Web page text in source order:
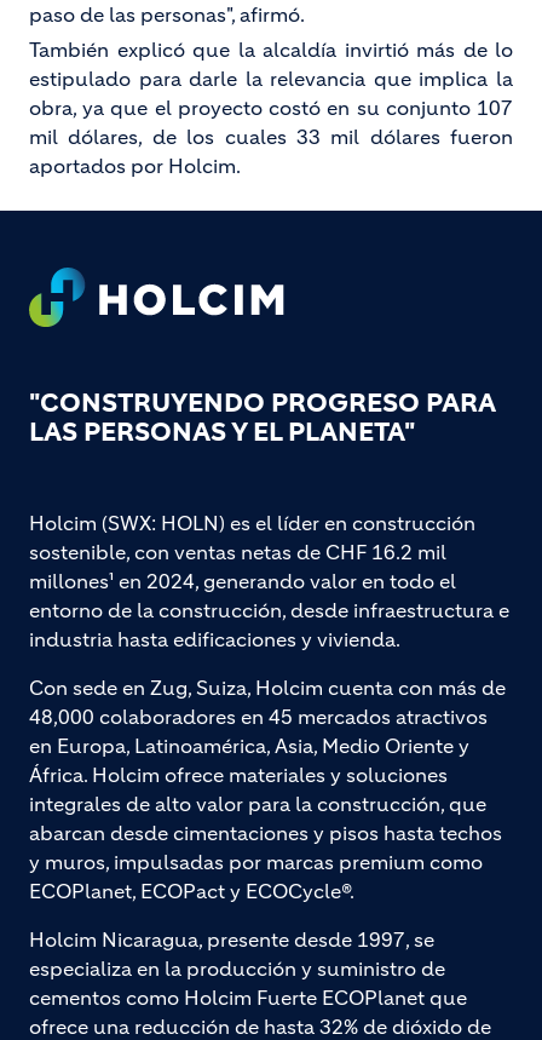
paso de las personas", afirmó.
También explicó que la alcaldía invirtió más de lo
estipulado para darle la relevancia que implica la
obra, ya que el proyecto costó en su conjunto 107
mil dólares, de los cuales 33 mil dólares fueron
aportados por Holcim.
Footer
"CONSTRUYENDO PROGRESO PARA
LAS PERSONAS Y EL PLANETA"
Holcim (SWX: HOLN) es el líder en construcción
sostenible, con ventas netas de CHF 16.2 mil
millones¹ en 2024, generando valor en todo el
entorno de la construcción, desde infraestructura e
industria hasta edificaciones y vivienda.
Con sede en Zug, Suiza, Holcim cuenta con más de
48,000 colaboradores en 45 mercados atractivos
en Europa, Latinoamérica, Asia, Medio Oriente y
África. Holcim ofrece materiales y soluciones
integrales de alto valor para la construcción, que
abarcan desde cimentaciones y pisos hasta techos
y muros, impulsadas por marcas premium como
ECOPlanet, ECOPact y ECOCycle®.
Holcim Nicaragua, presente desde 1997, se
especializa en la producción y suministro de
cementos como Holcim Fuerte ECOPlanet que
ofrece una reducción de hasta 32% de dióxido de